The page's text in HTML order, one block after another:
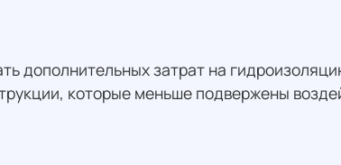
дополнительных затрат на
которые меньше подвержены